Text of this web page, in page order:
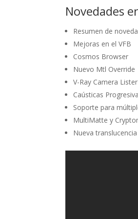
Novedades
Resumen de
Mejoras en el VFB
Cosmos Browser
Nuevo Mtl Override
V-Ray Camera Lister
Caústicas
Soporte para
MultiMatte y
Nueva